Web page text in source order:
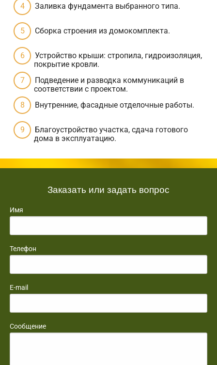
Заливка фундамента выбранного типа.
Сборка строения из домокомплекта.
Устройство крыши: стропила, гидроизоляция,
покрытие кровли.
Подведение и разводка коммуникаций в
соответствии с проектом.
Внутренние, фасадные отделочные работы.
Благоустройство участка, сдача готового
дома в эксплуатацию.
Заказать или задать вопрос
Имя
Телефон
E-mail
Сообщение